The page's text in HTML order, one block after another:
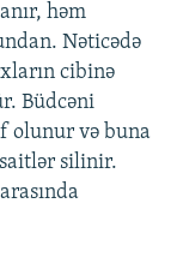
həm
Nəticədə
cibinə
Büdcəni
olunur və buna
silinir.